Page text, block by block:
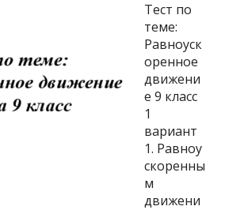
Тест по
теме:
Равноуск
оренное
движени
е 9 класс
1
вариант
1. Равноу
скоренны
м
движени